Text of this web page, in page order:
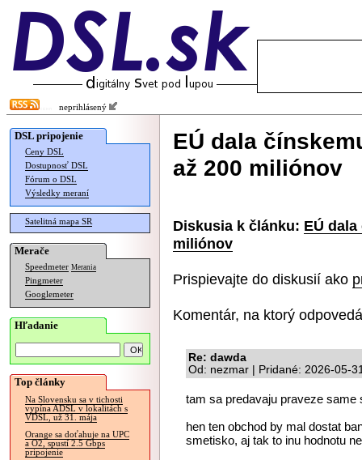
neprihlásený
DSL pripojenie
Ceny DSL
Dostupnosť DSL
Fórum o DSL
Výsledky meraní
Satelitná mapa SR
Merače
Speedmeter Merania
Pingmeter
Googlemeter
Hľadanie
Top články
Na Slovensku sa v tichosti
vypína ADSL v lokalitách s
VDSL, už 31. mája
Orange sa doťahuje na UPC
a O2, spustí 2.5 Gbps
pripojenie
EÚ dala
až 200 miliónov
Diskusia k článku: EÚ
miliónov
Prispievajte do diskusií ako
Komentár, na ktorý
Re: dawda
Od: nezmar | Pridané: 2026-05-
tam sa predavaju praveze same
hen ten obchod by mal dostat
smetisko, aj tak to inu hodnotu